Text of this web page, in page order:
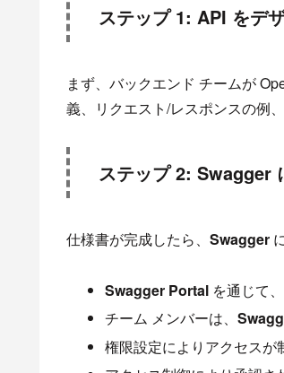
ステップ 1: API をデ
まず、バックエンド チームが
義、リクエスト/レスポンスの例
ステップ 2: Swagger
仕様書が完成したら、 Swagger
Swagger Portal を通じて
チーム メンバーは、
権限設定によりアクセスが